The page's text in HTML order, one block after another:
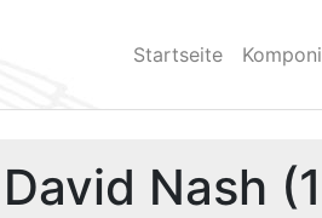
Startseite
David Nash